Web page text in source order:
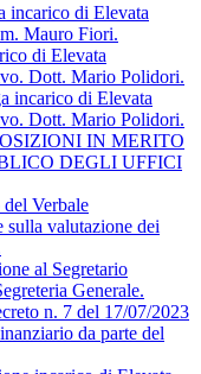
incarico di Elevata
Mauro Fiori.
di Elevata
Dott. Mario Polidori.
incarico di Elevata
Dott. Mario Polidori.
IN MERITO
DEGLI UFFICI
Verbale
valutazione dei
al Segretario
Generale.
n. 7 del 17/07/2023
da parte del